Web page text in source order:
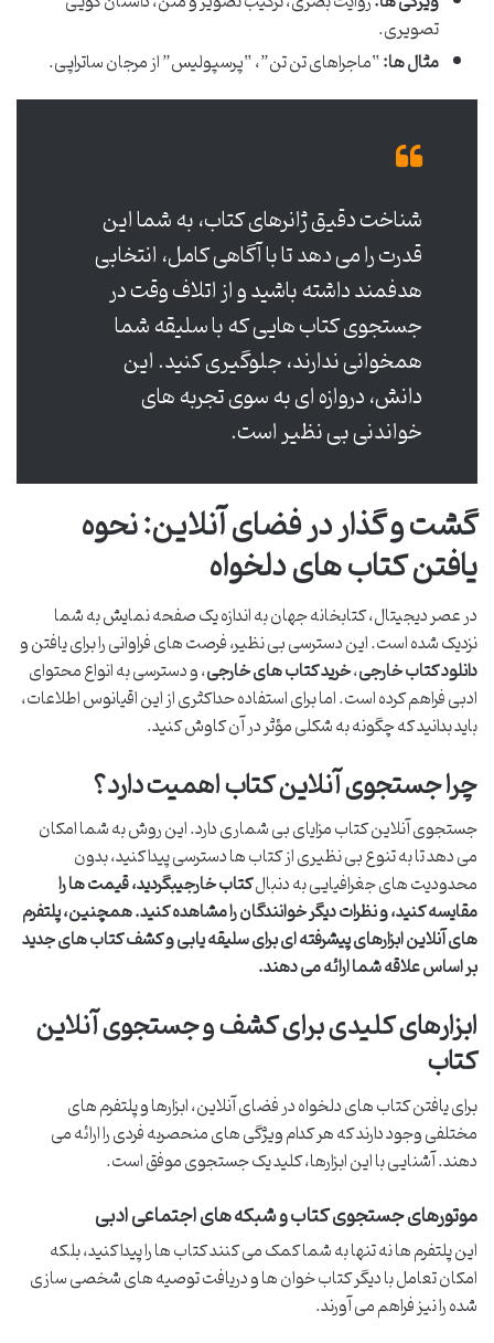
تصویری.
مثال ها:“ماجراهای تن تن”، “پرسپولیس” از مرجان ساتراپی.
شناخت دقیق ژانرهای کتاب، به شما این
قدرت را می دهد تا با آگاهی کامل، انتخابی
هدفمند داشته باشید و از اتلاف وقت در
جستجوی کتاب هایی که با سلیقه شما
همخوانی ندارند، جلوگیری کنید. این
دانش، دروازه ای به سوی تجربه های
خواندنی بی نظیر است.
گشت و گذار در فضای آنلاین: نحوه
یافتن کتاب های دلخواه
در عصر دیجیتال، کتابخانه جهان به اندازه یک صفحه نمایش به شما
نزدیک شده است. این دسترسی بی نظیر، فرصت های فراوانی را برای یافتن و
دانلود کتاب خارجی،خرید کتاب های خارجی، و دسترسی به انواع محتوای
ادبی فراهم کرده است. اما برای استفاده حداکثری از این اقیانوس اطلاعات،
باید بدانید که چگونه به شکلی مؤثر در آن کاوش کنید.
چرا جستجوی آنلاین کتاب اهمیت دارد؟
جستجوی آنلاین کتاب مزایای بی شماری دارد. این روش به شما امکان
می دهد تا به تنوع بی نظیری از کتاب ها دسترسی پیدا کنید، بدون
محدودیت های جغرافیایی به دنبالکتاب خارجیبگردید، قیمت ها را
مقایسه کنید، و نظرات دیگر خوانندگان را مشاهده کنید. همچنین، پلتفرم
های آنلاین ابزارهای پیشرفته ای برای سلیقه یابی و کشف کتاب های جدید
بر اساس علاقه شما ارائه می دهند.
ابزارهای کلیدی برای کشف و جستجوی آنلاین
کتاب
برای یافتن کتاب های دلخواه در فضای آنلاین، ابزارها و پلتفرم های
مختلفی وجود دارند که هر کدام ویژگی های منحصربه فردی را ارائه می
دهند. آشنایی با این ابزارها، کلید یک جستجوی موفق است.
موتورهای جستجوی کتاب و شبکه های اجتماعی ادبی
این پلتفرم ها نه تنها به شما کمک می کنند کتاب ها را پیدا کنید، بلکه
امکان تعامل با دیگر کتاب خوان ها و دریافت توصیه های شخصی سازی
شده را نیز فراهم می آورند.